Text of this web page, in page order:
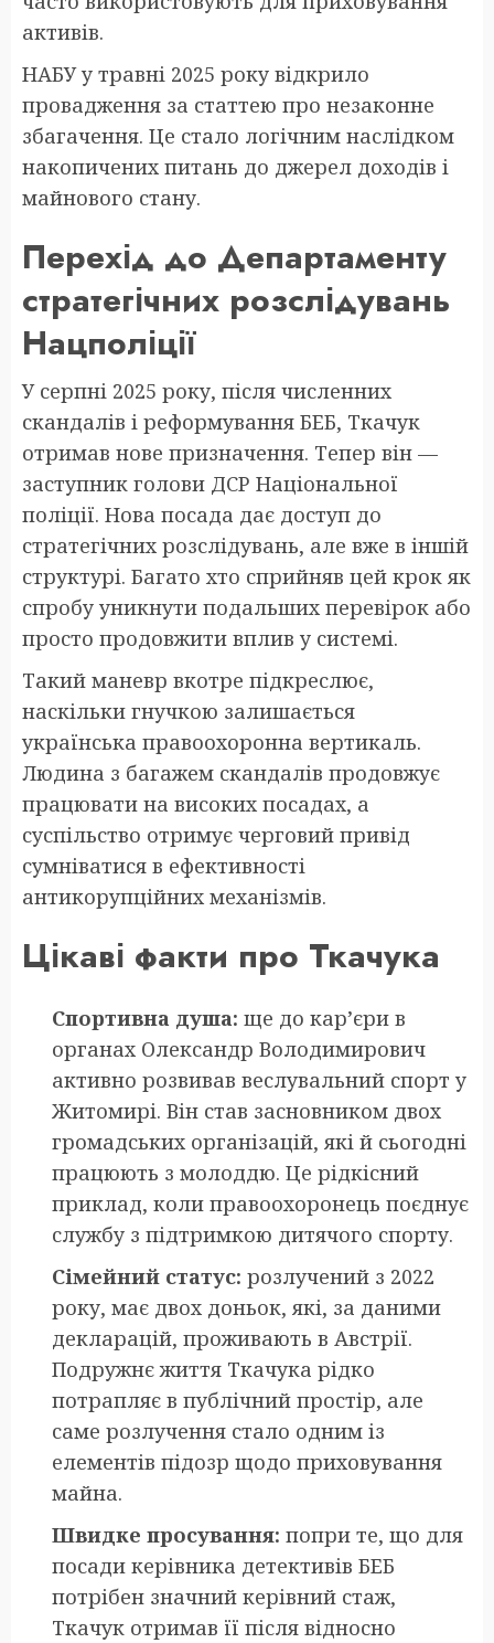
активів.
НАБУ у травні 2025 року відкрило
провадження за статтею про незаконне
збагачення. Це стало логічним наслідком
накопичених питань до джерел доходів і
майнового стану.
Перехід до Департаменту
стратегічних розслідувань
Нацполіції
У серпні 2025 року, після численних
скандалів і реформування БЕБ, Ткачук
отримав нове призначення. Тепер він —
заступник голови ДСР Національної
поліції. Нова посада дає доступ до
стратегічних розслідувань, але вже в іншій
структурі. Багато хто сприйняв цей крок як
спробу уникнути подальших перевірок або
просто продовжити вплив у системі.
Такий маневр вкотре підкреслює,
наскільки гнучкою залишається
українська правоохоронна вертикаль.
Людина з багажем скандалів продовжує
працювати на високих посадах, а
суспільство отримує черговий привід
сумніватися в ефективності
антикорупційних механізмів.
Цікаві факти про Ткачука
Спортивна душа: ще до кар’єри в
органах Олександр Володимирович
активно розвивав веслувальний спорт у
Житомирі. Він став засновником двох
громадських організацій, які й сьогодні
працюють з молоддю. Це рідкісний
приклад, коли правоохоронець поєднує
службу з підтримкою дитячого спорту.
Сімейний статус: розлучений з 2022
року, має двох доньок, які, за даними
декларацій, проживають в Австрії.
Подружнє життя Ткачука рідко
потрапляє в публічний простір, але
саме розлучення стало одним із
елементів підозр щодо приховування
майна.
Швидке просування: попри те, що для
посади керівника детективів БЕБ
потрібен значний керівний стаж,
Ткачук отримав її після відносно